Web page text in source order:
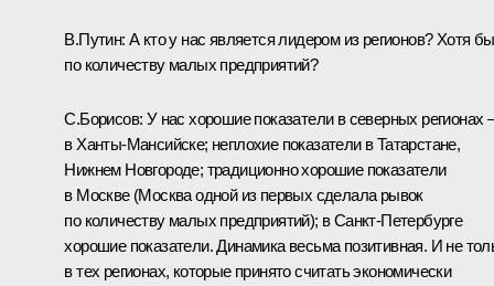
В.Путин: А кто у нас является лидером из регионов? Хотя бы
по количеству малых предприятий?
С.Борисов: У нас хорошие показатели в северных регионах
в Ханты-Мансийске; неплохие показатели в Татарстане,
Нижнем Новгороде; традиционно хорошие показатели
в Москве (Москва одной из первых сделала рывок
по количеству малых предприятий); в Санкт-Петербурге
хорошие показатели. Динамика весьма позитивная. И не
в тех регионах, которые принято считать экономически